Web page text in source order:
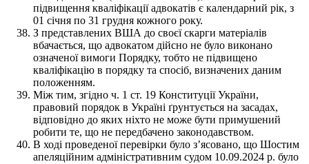
підвищення кваліфікації адвокатів є календарний рік, з
01 січня по 31 грудня кожного року.
З представлених ВША до своєї скарги матеріалів
вбачається, що адвокатом дійсно не було виконано
означеної вимоги Порядку, тобто не підвищено
кваліфікацію в порядку та спосіб, визначених даним
положенням.
Між тим, згідно ч. 1 ст. 19 Конституції України,
правовий порядок в Україні ґрунтується на засадах,
відповідно до яких ніхто не може бути примушений
робити те, що не передбачено законодавством.
В ході проведеної перевірки було з’ясовано, що Шостим
апеляційним адміністративним судом 10.09.2024 р. було